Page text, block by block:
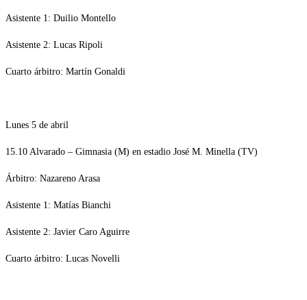
Asistente 1: Duilio Montello
Asistente 2: Lucas Ripoli
Cuarto árbitro: Martín Gonaldi
Lunes 5 de abril
15.10 Alvarado – Gimnasia (M) en estadio José M. Minella (TV)
Árbitro: Nazareno Arasa
Asistente 1: Matías Bianchi
Asistente 2: Javier Caro Aguirre
Cuarto árbitro: Lucas Novelli